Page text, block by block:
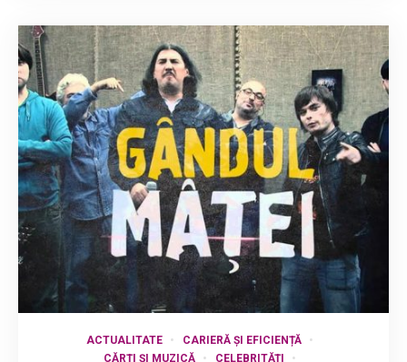
ACTUALITATE
CARIERĂ ȘI EFICIENȚĂ
CĂRȚI ȘI MUZICĂ
CELEBRITĂȚI